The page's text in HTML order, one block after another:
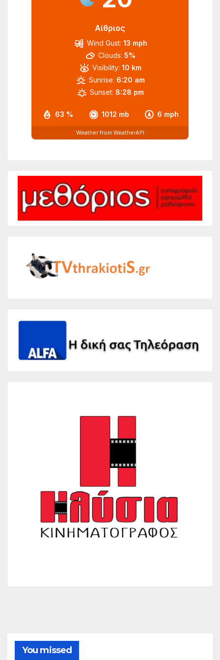
Αίθριος
63 % 1012 mb 6 mph
Wind Gust: 13 mph
Clouds: 5%
Visibility: 10 km
Sunrise: 6:20 am
Sunset: 8:28 pm
Weather from WeatherAPI
You missed